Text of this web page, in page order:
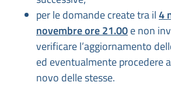
per le domande create tra il4
novembre ore 21.00e non
verificare l’aggiornamento
ed eventualmente procedere
novo delle stesse.